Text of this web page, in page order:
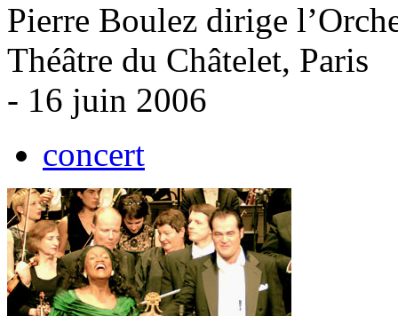
Pierre Boulez dirige
Théâtre du Châtelet, Paris
- 16 juin 2006
concert